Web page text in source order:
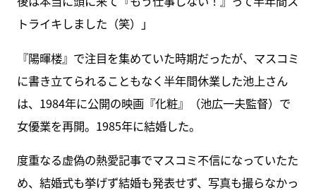
トライキしました（笑）」
『陽暉楼』で注目を集めていた時期だったが、マスコミ
に書き立てられることもなく半年間休業した池上さん
は、1984年に公開の映画『化粧』（池広一夫監督）で
女優業を再開。1985年に結婚した。
度重なる虚偽の熱愛記事でマスコミ不信になっていたた
め、結婚式も挙げず結婚も発表せず、写真も撮らなかっ